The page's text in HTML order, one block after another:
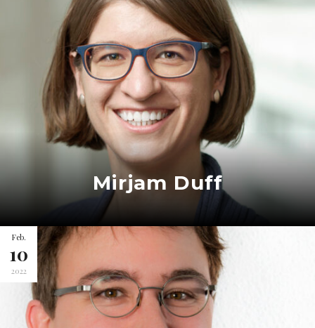
Mirjam Duff
Feb.
10
2022